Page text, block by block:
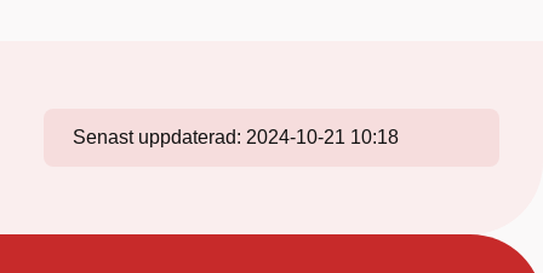
Senast uppdaterad: 2024-10-21 10:18